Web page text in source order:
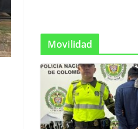
Movilidad